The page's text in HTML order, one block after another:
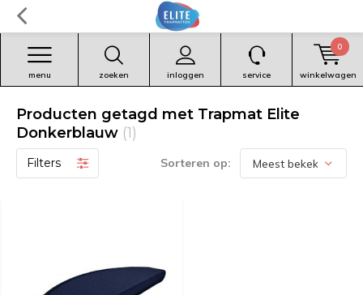
zoeken inloggen
menu service winkelwagen
0
Producten getagd met Trapmat Elite
Donkerblauw (1)
Filters Sorteren op: